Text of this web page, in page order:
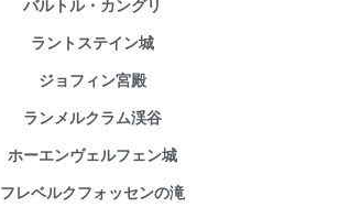
バルトル・カングリ
ラントステイン城
ジョフィン宮殿
ランメルクラム渓谷
ホーエンヴェルフェン城
フレベルクフォッセンの滝